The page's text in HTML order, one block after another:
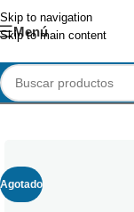
Skip to navigation
Skip to main content
Menú
Agotado